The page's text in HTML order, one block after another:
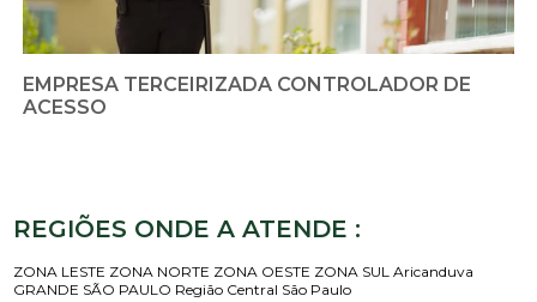
EMPRESA TERCEIRIZADA CONTROLADOR DE
ACESSO
REGIÕES ONDE A ATENDE :
ZONA LESTE ZONA NORTE ZONA OESTE ZONA SUL Aricanduva
GRANDE SÃO PAULO Região Central São Paulo